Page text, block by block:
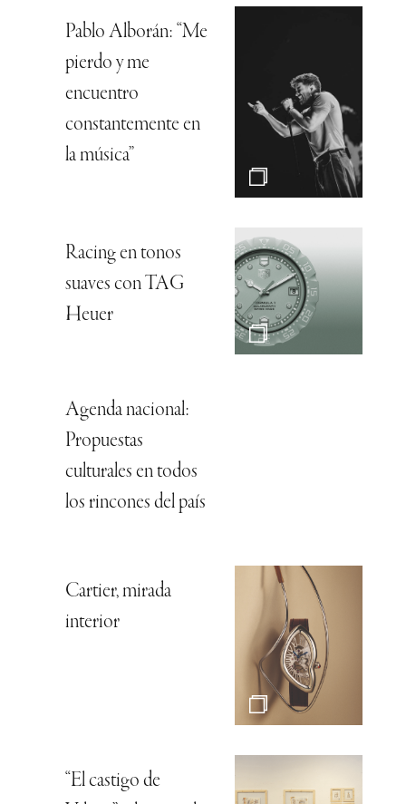
Pablo Alborán: “Me
pierdo y me
encuentro
constantemente en
la música”
Racing en tonos
suaves con TAG
Heuer
Agenda nacional:
Propuestas
culturales en todos
los rincones del país
Cartier, mirada
interior
“El castigo de